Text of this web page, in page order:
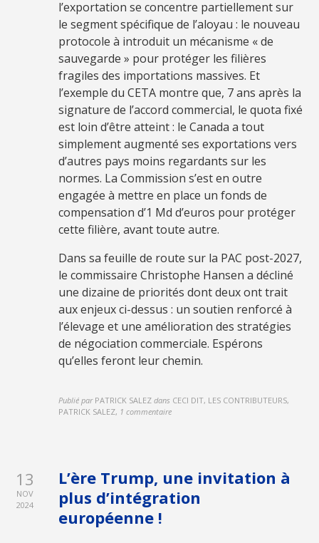
l’exportation se concentre partiellement sur
le segment spécifique de l’aloyau : le nouveau
protocole à introduit un mécanisme « de
sauvegarde » pour protéger les filières
fragiles des importations massives. Et
l’exemple du CETA montre que, 7 ans après la
signature de l’accord commercial, le quota fixé
est loin d’être atteint : le Canada a tout
simplement augmenté ses exportations vers
d’autres pays moins regardants sur les
normes. La Commission s’est en outre
engagée à mettre en place un fonds de
compensation d’1 Md d’euros pour protéger
cette filière, avant toute autre.
Dans sa feuille de route sur la PAC post-2027,
le commissaire Christophe Hansen a décliné
une dizaine de priorités dont deux ont trait
aux enjeux ci-dessus : un soutien renforcé à
l’élevage et une amélioration des stratégies
de négociation commerciale. Espérons
qu’elles feront leur chemin.
Publié par PATRICK SALEZ dans CECI DIT, LES CONTRIBUTEURS,
PATRICK SALEZ, 1 commentaire
13
NOV
2024
L’ère Trump, une invitation à
plus d’intégration
européenne !